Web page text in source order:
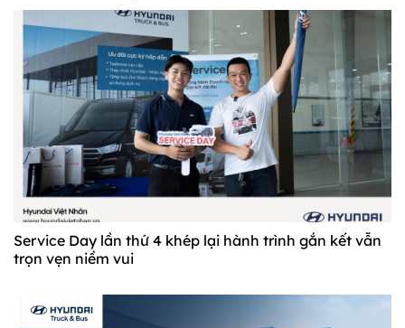
Service Day lần thứ 4 khép lại hành trình gắn kết vẫn
trọn vẹn niềm vui